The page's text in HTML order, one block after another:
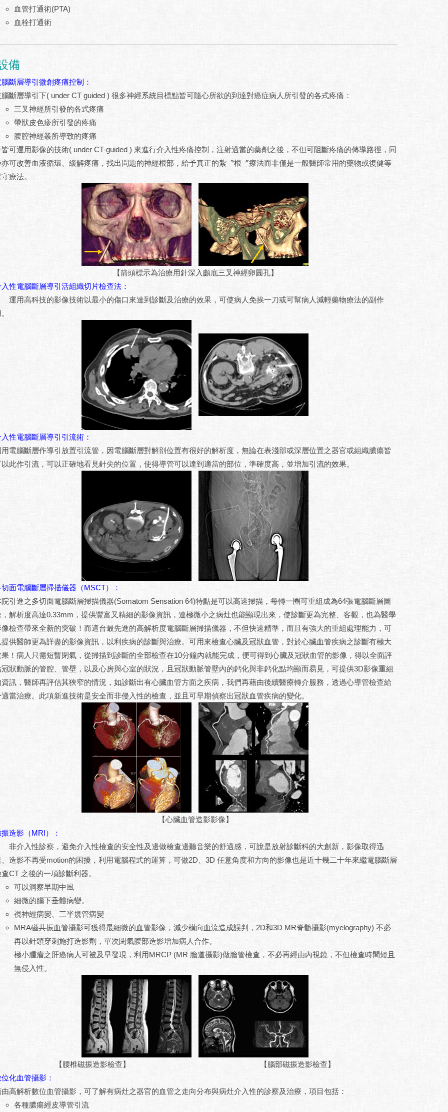
血管打通術(PTA)
血栓打通術
備
斷層導引微創疼痛控制：
斷層導引下( under CT guided ) 很多神經系統目標點皆可隨心所欲的到達對癌症病人所引發的各式疼痛：
三叉神經所引發的各式疼痛
帶狀皮色疹所引發的疼痛
腹腔神經叢所導致的疼痛
可運用影像的技術( under CT-guided ) 來進行介入性疼痛控制，注射適當的藥劑之後，不但可阻斷疼痛的傳導路徑，同
可改善血液循環、緩解疼痛，找出問題的神經根部，給予真正的紮〝根〞療法而非僅是一般醫師常用的藥物或復健等
療法。
【箭頭標示為治療用針深入顱底三叉神經卵圓孔】
性電腦斷層導引活組織切片檢查法：
用高科技的影像技術以最小的傷口來達到診斷及治療的效果，可使病人免挨一刀或可幫病人減輕藥物療法的副作
性電腦斷層導引引流術：
電腦斷層作導引放置引流管，因電腦斷層對解剖位置有很好的解析度，無論在表淺部或深層位置之器官或組織膿瘍皆
此作引流，可以正確地看見針尖的位置，使得導管可以達到適當的部位，準確度高，並增加引流的效果。
面電腦斷層掃描儀器（MSCT）：
引進之多切面電腦斷層掃描儀器(Somatom Sensation 64)特點是可以高速掃描，每轉一圈可重組成為64張電腦斷層圖
解析度高達0.33mm，提供豐富又精細的影像資訊，連極微小之病灶也能顯現出來，使診斷更為完整、客觀，也為醫學
檢查帶來全新的突破！而這台最先進的高解析度電腦斷層掃描儀器，不但快速精準，而且有強大的重組處理能力，可
供醫師更為詳盡的影像資訊，以利疾病的診斷與治療。可用來檢查心臟及冠狀血管，對於心臟血管疾病之診斷有極大
！病人只需短暫閉氣，從掃描到診斷的全部檢查在10分鐘內就能完成，便可得到心臟及冠狀血管的影像，得以全面評
狀動脈的管腔、管壁，以及心房與心室的狀況，且冠狀動脈管壁內的鈣化與非鈣化點均顯而易見，可提供3D影像重組
訊，醫師再評估其狹窄的情況，如診斷出有心臟血管方面之疾病，我們再藉由後續醫療轉介服務，透過心導管檢查給
當治療。此項新進技術是安全而非侵入性的檢查，並且可早期偵察出冠狀血管疾病的變化。
【心臟血管造影影像】
造影（MRI）：
介入性診察，避免介入性檢查的安全性及邊做檢查邊聽音樂的舒適感，可說是放射診斷科的大創新，影像取得迅
造影不再受motion的困擾，利用電腦程式的運算，可做2D、3D 任意角度和方向的影像也是近十幾二十年來繼電腦斷層
CT 之後的一項診斷利器。
可以洞察早期中風
細微的腦下垂體病變。
視神經病變、三半規管病變
MRA磁共振血管攝影可獲得最細微的血管影像，減少橫向血流造成誤判，2D和3D MR脊髓攝影(myelography) 不必
再以針頭穿刺施打造影劑，單次閉氣腹部造影增加病人合作。
極小腫瘤之肝癌病人可被及早發現，利用MRCP (MR 膽道攝影)做膽管檢查，不必再經由內視鏡，不但檢查時間短且
無侵入性。
【腰椎磁振造影檢查】
【腦部磁振造影檢查】
化血管攝影：
高解析數位血管攝影，可了解有病灶之器官的血管之走向分布與病灶介入性的診察及治療，項目包括：
各種膿瘍經皮導管引流